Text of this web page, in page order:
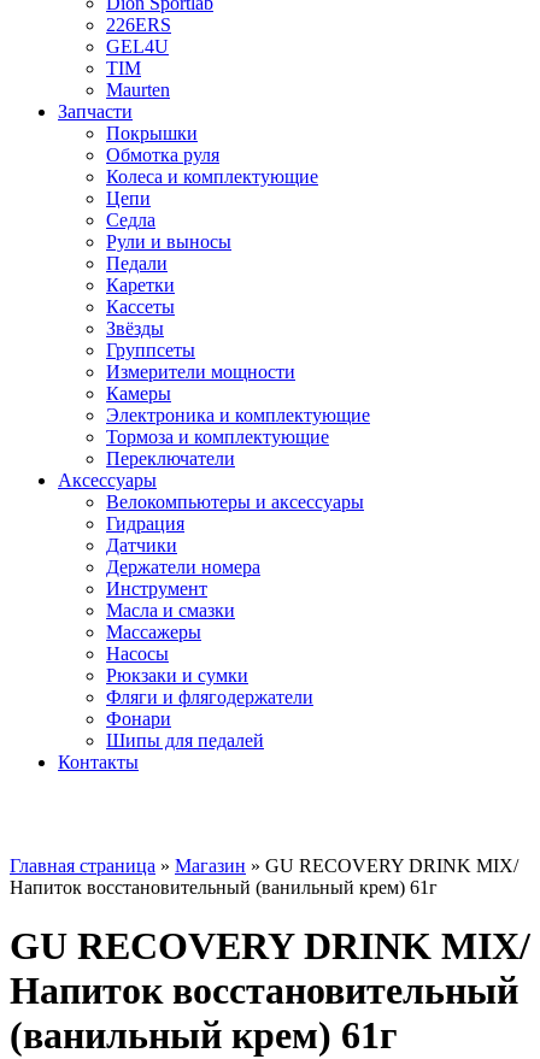
226ERS
GEL4U
TIM
Maurten
Запчасти
Покрышки
Обмотка руля
Колеса и комплектующие
Цепи
Седла
Рули и выносы
Педали
Каретки
Кассеты
Звёзды
Группсеты
Измерители мощности
Камеры
Электроника и комплектующие
Тормоза и комплектующие
Переключатели
Аксессуары
Велокомпьютеры и аксессуары
Гидрация
Датчики
Держатели номера
Инструмент
Масла и смазки
Массажеры
Насосы
Рюкзаки и сумки
Фляги и флягодержатели
Фонари
Шипы для педалей
Контакты
Главная страница » Магазин » GU RECOVERY DRINK MIX/
Напиток восстановительный (ванильный крем) 61г
GU RECOVERY DRINK MIX/
Напиток восстановительный
(ванильный крем) 61г